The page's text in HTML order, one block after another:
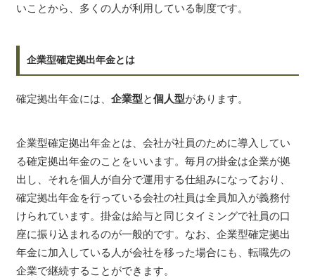
いことから、多くの人が利用している制度です。
企業型確定拠出年金とは
確定拠出年金には、 企業型と個人型があります。
企業型確定拠出年金とは、会社が社員のために導入してい
る確定拠出年金のことをいいます。毎月の掛金は企業が拠
出し、それを個人が自分で運用する仕組みになっており、
確定拠出年金を行っている会社の社員は全員加入が義務付
けられています。掛金は給与と同じタイミングで社員の口
座に振り込まれるのが一般的です。なお、企業型確定拠出
年金に加入している人が会社を移った場合にも、転職先の
企業で継続することができます。